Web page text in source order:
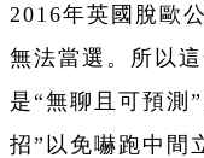
2016年英國脫歐
無法當選。所以
是“無聊且可預測
招”以免嚇跑中間